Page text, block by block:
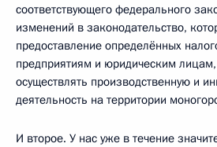
соответствующего федерального
изменений в законодательство,
предоставление определённых
предприятиям и юридическим
осуществлять производственную и
деятельность на территории
И второе. У нас уже в течение